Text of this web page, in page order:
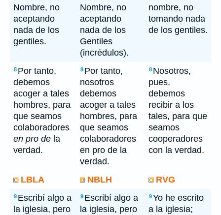
Nombre, no
aceptando
nada de los
gentiles.
Nombre, no
aceptando
nada de los
Gentiles
(incrédulos).
nombre, no
tomando nada
de los gentiles.
8 Por tanto,
debemos
acoger a tales
hombres, para
que seamos
colaboradores
en pro de la
verdad.
8 Por tanto,
nosotros
debemos
acoger a tales
hombres, para
que seamos
colaboradores
en pro de la
verdad.
8 Nosotros,
pues,
debemos
recibir a los
tales, para que
seamos
cooperadores
con la verdad.
LBLA NBLH RVG
9 Escribí algo a
la iglesia, pero
9 Escribí algo a
la iglesia, pero
9Yo he escrito
a la iglesia;